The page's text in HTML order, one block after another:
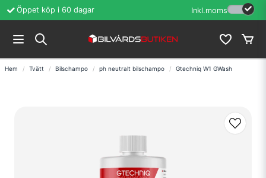
Öppet köp i 60 dagar Erfarenhet sedan
Inkl.moms
Hem Tvätt Bilschampo ph neutralt bilschampo Gtechniq W1 GWash